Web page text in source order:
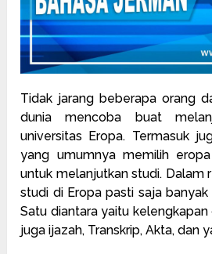
Tidak jarang beberapa orang
dunia mencoba buat
universitas Eropa. Termasuk
yang umumnya memilih
untuk melanjutkan studi. Dalam
studi di Eropa pasti saja banyak
Satu diantara yaitu
juga ijazah, Transkrip, Akta, dan